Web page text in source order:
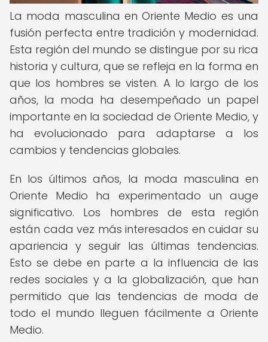
La moda masculina en Oriente Medio es una
fusión perfecta entre tradición y modernidad.
Esta región del mundo se distingue por su rica
historia y cultura, que se refleja en la forma en
que los hombres se visten. A lo largo de los
años, la moda ha desempeñado un papel
importante en la sociedad de Oriente Medio, y
ha evolucionado para adaptarse a los
cambios y tendencias globales.
En los últimos años, la moda masculina en
Oriente Medio ha experimentado un auge
significativo. Los hombres de esta región
están cada vez más interesados en cuidar su
apariencia y seguir las últimas tendencias.
Esto se debe en parte a la influencia de las
redes sociales y a la globalización, que han
permitido que las tendencias de moda de
todo el mundo lleguen fácilmente a Oriente
Medio.